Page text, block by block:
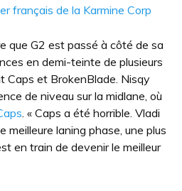
français de la Karmine Corp
que G2 est passé à côté de sa
en demi-teinte de plusieurs
Caps et BrokenBlade. Nisqy
de niveau sur la midlane, où
. « Caps a été horrible. Vladi
meilleure laning phase, une plus
en train de devenir le meilleur